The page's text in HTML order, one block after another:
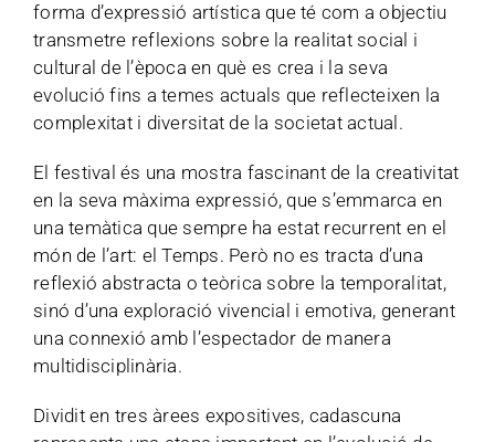
forma d’expressió artística que té com a objectiu
transmetre reflexions sobre la realitat social i
cultural de l’època en què es crea i la seva
evolució fins a temes actuals que reflecteixen la
complexitat i diversitat de la societat actual.
El festival és una mostra fascinant de la creativitat
en la seva màxima expressió, que s’emmarca en
una temàtica que sempre ha estat recurrent en el
món de l’art: el Temps. Però no es tracta d’una
reflexió abstracta o teòrica sobre la temporalitat,
sinó d’una exploració vivencial i emotiva, generant
una connexió amb l’espectador de manera
multidisciplinària.
Dividit en tres àrees expositives, cadascuna